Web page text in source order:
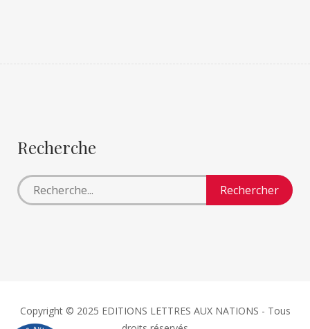
Recherche
Copyright © 2025 EDITIONS LETTRES AUX NATIONS - Tous